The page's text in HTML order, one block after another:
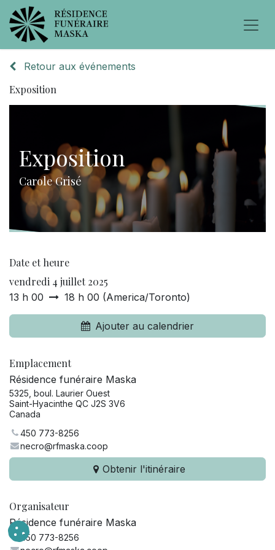
Retour aux événements
Exposition
Exposition
Carole Grisé
Date et heure
vendredi 4 juillet 2025
13 h 00 18 h 00 (America/Toronto)
Ajouter au calendrier
Emplacement
Résidence funéraire Maska
5325, boul. Laurier Ouest
Saint-Hyacinthe QC J2S 3V6
Canada
450 773-8256
necro@rfmaska.coop
Obtenir l'itinéraire
Organisateur
Résidence funéraire Maska
450 773-8256